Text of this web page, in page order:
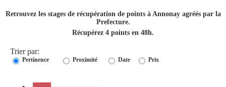
Retrouvez les stages de récupération de points à Annonay agréés par la
Prefecture.
Récupérez 4 points en 48h.
Trier par:
Pertinence Proximité Date Prix